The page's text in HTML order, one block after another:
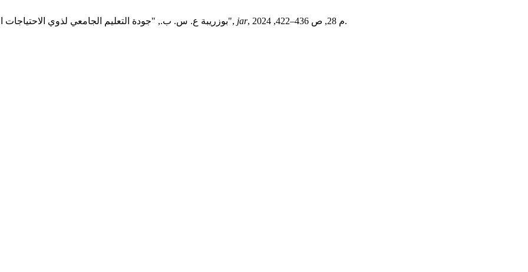
بوزريبة ع. س. ب., "جودة التعليم الجامعي لذوي الاحتياجات الخاصة بكلية الآداب جامعة بنغازي من وجهة نظر أعضاء هيئة التدريس", jar , م 28, ص 436–422, 2024.